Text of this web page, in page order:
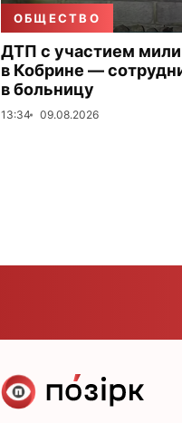
ОБЩЕСТВО
ДТП с участием
в Кобрине —
в больницу
13:34 09.08.2026